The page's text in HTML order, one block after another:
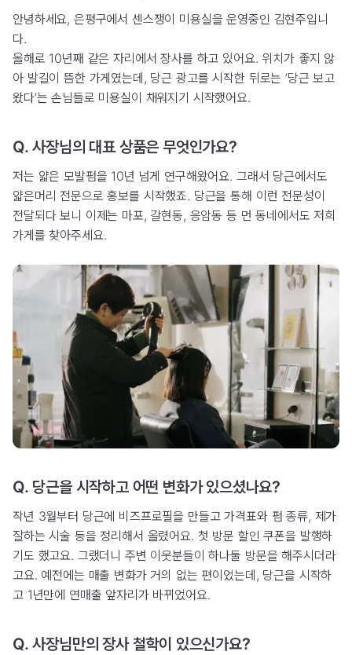
안녕하세요, 은평구에서 센스쟁이 미용실을 운영중인 김현주입니
다.
올해로 10년째 같은 자리에서 장사를 하고 있어요. 위치가 좋지 않
아 발길이 뜸한 가게였는데, 당근 광고를 시작한 뒤로는 ’당근 보고
왔다’는 손님들로 미용실이 채워지기 시작했어요.
Q. 사장님의 대표 상품은 무엇인가요?
저는 얇은 모발펌을 10년 넘게 연구해왔어요. 그래서 당근에서도
얇은머리 전문으로 홍보를 시작했죠. 당근을 통해 이런 전문성이
전달되다 보니 이제는 마포, 갈현동, 응암동 등 먼 동네에서도 저희
가게를 찾아주세요.
Q. 당근을 시작하고 어떤 변화가 있으셨나요?
작년 3월부터 당근에 비즈프로필을 만들고 가격표와 펌 종류, 제가
잘하는 시술 등을 정리해서 올렸어요. 첫 방문 할인 쿠폰을 발행하
기도 했고요. 그랬더니 주변 이웃분들이 하나둘 방문을 해주시더라
고요. 예전에는 매출 변화가 거의 없는 편이었는데, 당근을 시작하
고 1년만에 연매출 앞자리가 바뀌었어요.
Q. 사장님만의 장사 철학이 있으신가요?